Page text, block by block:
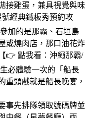
接雞蛋，兼具視覺與味
經典鐵板秀預約攻
加的是那霸、石垣島
或燒肉店，那口油花炸
👉 點我看：沖繩那霸/
必體驗一次的「船長
重頭戲就是船長晚宴，
事先排隊領取號碼牌並